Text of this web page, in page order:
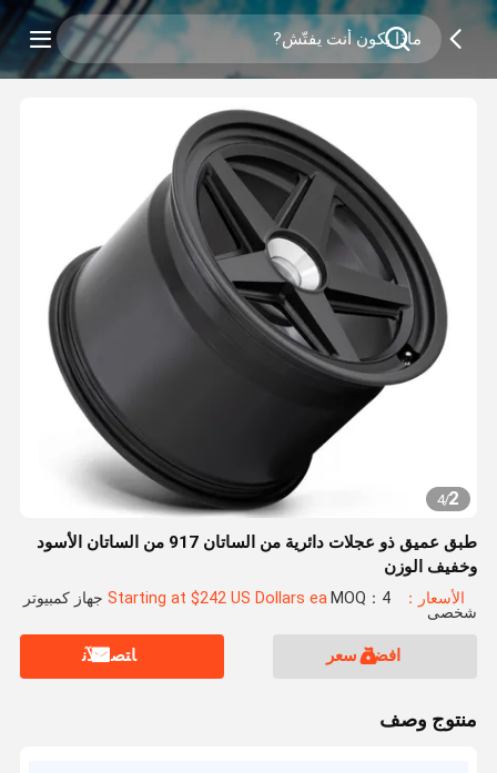
2
/
4
طبق عميق ذو عجلات دائرية من الساتان 917 من الساتان الأسود
وخفيف الوزن
الأسعار：Starting at $242 US Dollars ea MOQ：4 جهاز كمبيوتر
شخصى
افضل سعر ﺎﺘﺼﻟ ﺍﻶﻧ
منتوج وصف